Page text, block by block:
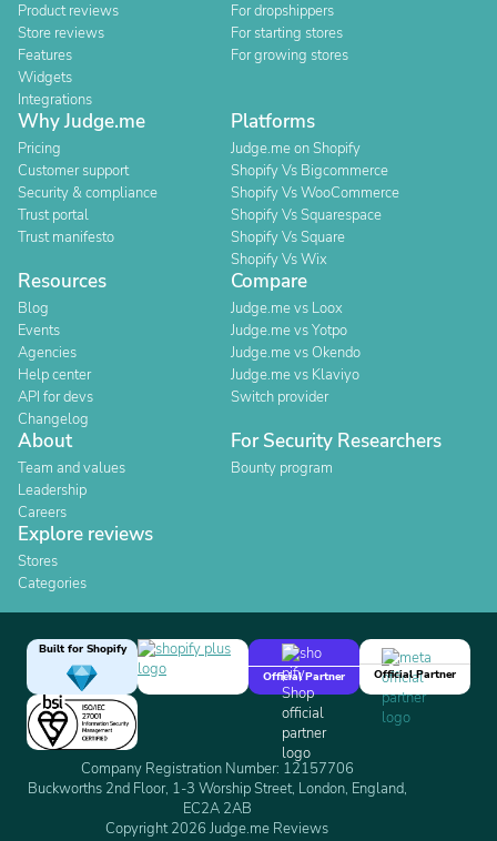
Product reviews
Store reviews
Features
Widgets
Integrations
For dropshippers
For starting stores
For growing stores
Why Judge.me
Pricing
Customer support
Security & compliance
Trust portal
Trust manifesto
Platforms
Judge.me on Shopify
Shopify Vs Bigcommerce
Shopify Vs WooCommerce
Shopify Vs Squarespace
Shopify Vs Square
Shopify Vs Wix
Resources
Blog
Events
Agencies
Help center
API for devs
Changelog
Compare
Judge.me vs Loox
Judge.me vs Yotpo
Judge.me vs Okendo
Judge.me vs Klaviyo
Switch provider
About
Team and values
Leadership
Careers
For Security Researchers
Bounty program
Explore reviews
Stores
Categories
Built for Shopify
Official Partner
Official Partner
Company Registration Number: 12157706
Buckworths 2nd Floor, 1-3 Worship Street, London, England,
EC2A 2AB
Copyright 2026 Judge.me Reviews